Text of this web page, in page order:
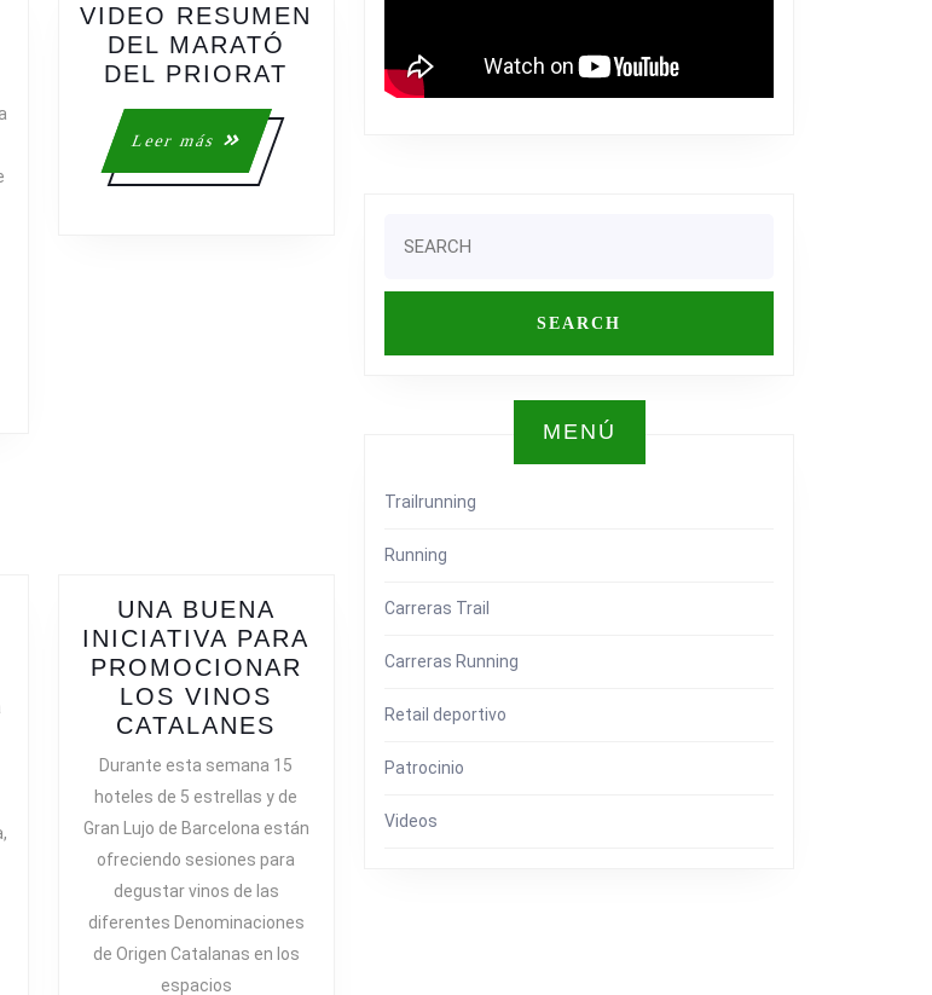
VIDEO RESUMEN
DEL MARATÓ
DEL PRIORAT
RESUMEN
Leer más
Leer
más
UNA BUENA
INICIATIVA PARA
PROMOCIONAR
LOS VINOS
CATALANES
BUENA
INICIATIVA
PARA
PROMOCIONAR
LOS
VINOS
CATALANES
Durante esta semana 15
hoteles de 5 estrellas y de
Gran Lujo de Barcelona están
ofreciendo sesiones para
degustar vinos de las
diferentes Denominaciones
de Origen Catalanas en los
espacios
for:
MENÚ
Trailrunning
Running
Carreras Trail
Carreras Running
Retail deportivo
Patrocinio
Videos